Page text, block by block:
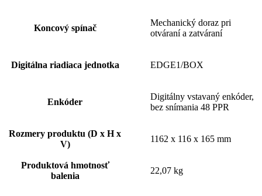
Koncový spínač
Mechanický doraz pri
otváraní a zatváraní
Digitálna riadiaca jednotka EDGE1/BOX
Enkóder
Digitálny vstavaný enkóder,
bez snímania 48 PPR
Rozmery produktu (D x H x
V)
1162 x 116 x 165 mm
Produktová hmotnosť
balenia
22,07 kg